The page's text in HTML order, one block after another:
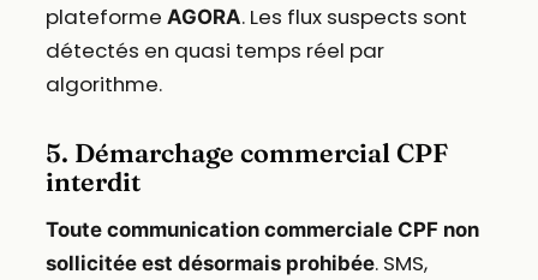
plateforme AGORA. Les flux suspects sont
détectés en quasi temps réel par
algorithme.
5. Démarchage commercial CPF
interdit
Toute communication commerciale CPF non
sollicitée est désormais prohibée. SMS,